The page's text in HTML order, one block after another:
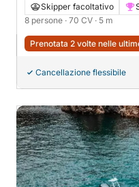
Skipper facoltativo
8 persone · 70 CV · 5 m
Prenotata 2 volte nelle
Cancellazione flessibile